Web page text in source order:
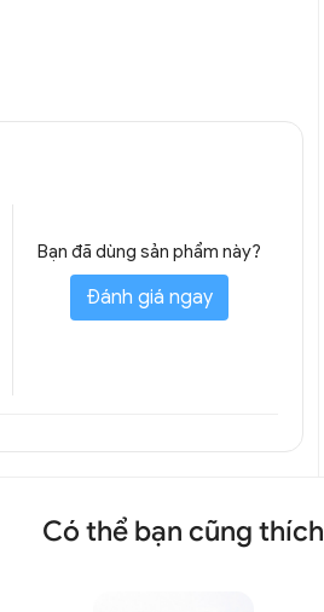
Bạn đã dùng sản phẩm này?
Đánh giá ngay
Có thể bạn cũng thích